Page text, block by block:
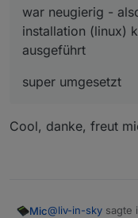
war neugierig -
installation (linux)
ausgeführt
super umgesetzt
Cool, danke, freut
Mic@liv-in-sky sagte